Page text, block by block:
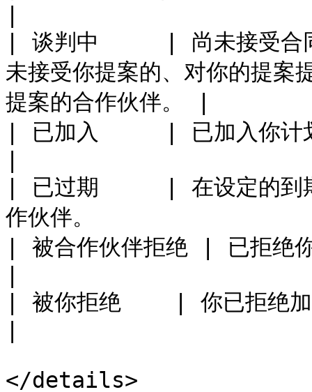
| 谈判中     | 尚未接受合同
未接受你提案的、对你的提案
提案的合作伙伴。 |
| 已加入     | 已加入你计
| 已过期     | 在设定的到期
作伙伴。
| 被合作伙伴拒绝 | 已拒绝
| 被你拒绝    | 你已拒绝加
</details>